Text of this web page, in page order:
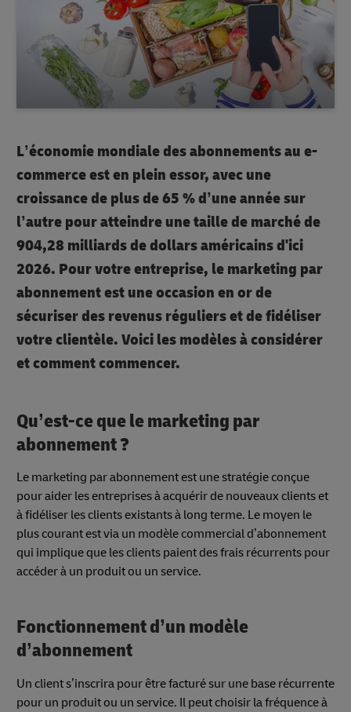
L’économie mondiale des abonnements au e-
commerce est en plein essor, avec une
croissance de plus de 65 % d’une année sur
l’autre pour atteindre une taille de marché de
904,28 milliards de dollars américains d'ici
2026. Pour votre entreprise, le marketing par
abonnement est une occasion en or de
sécuriser des revenus réguliers et de fidéliser
votre clientèle. Voici les modèles à considérer
et comment commencer.
Qu’est-ce que le marketing par
abonnement ?
Le marketing par abonnement est une stratégie conçue
pour aider les entreprises à acquérir de nouveaux clients et
à fidéliser les clients existants à long terme. Le moyen le
plus courant est via un modèle commercial d’abonnement
qui implique que les clients paient des frais récurrents pour
accéder à un produit ou un service.
Fonctionnement d’un modèle
d’abonnement
Un client s’inscrira pour être facturé sur une base récurrente
pour un produit ou un service. Il peut choisir la fréquence à